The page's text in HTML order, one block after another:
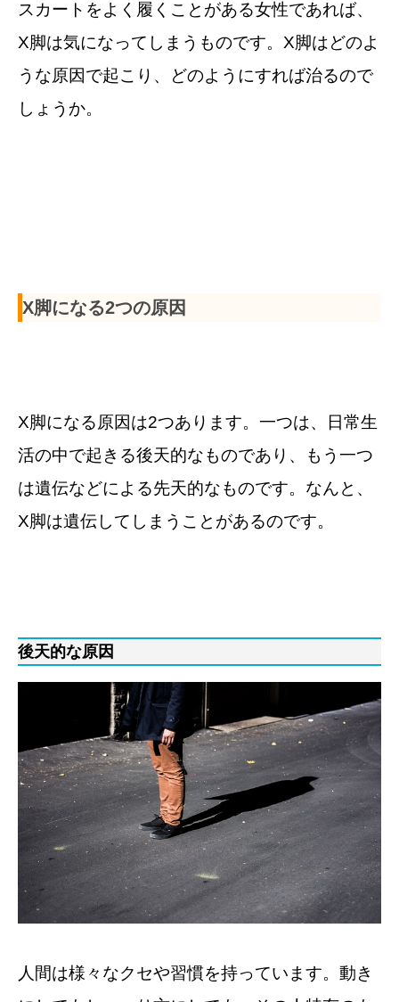
スカートをよく履くことがある女性であれば、
X脚は気になってしまうものです。X脚はどのよ
うな原因で起こり、どのようにすれば治るので
しょうか。
X脚になる2つの原因
X脚になる原因は2つあります。一つは、日常生
活の中で起きる後天的なものであり、もう一つ
は遺伝などによる先天的なものです。なんと、
X脚は遺伝してしまうことがあるのです。
後天的な原因
人間は様々なクセや習慣を持っています。動き